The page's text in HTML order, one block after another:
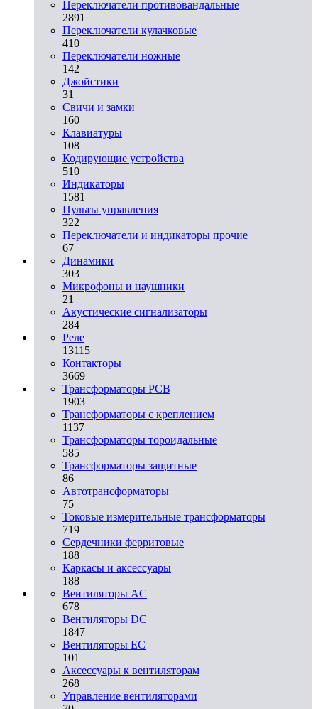
Переключатели противовандальные
2891
Переключатели кулачковые
410
Переключатели ножные
142
Джойстики
31
Свичи и замки
160
Клавиатуры
108
Кодирующие устройства
510
Индикаторы
1581
Пульты управления
322
Переключатели и индикаторы прочие
67
Динамики
303
Микрофоны и наушники
21
Акустические сигнализаторы
284
Реле
13115
Контакторы
3669
Трансформаторы PCB
1903
Трансформаторы с креплением
1137
Трансформаторы тороидальные
585
Трансформаторы защитные
86
Автотрансформаторы
75
Токовые измерительные трансформаторы
719
Сердечники ферритовые
188
Каркасы и аксессуары
188
Вентиляторы AC
678
Вентиляторы DC
1847
Вентиляторы EC
101
Аксессуары к вентиляторам
268
Управление вентиляторами